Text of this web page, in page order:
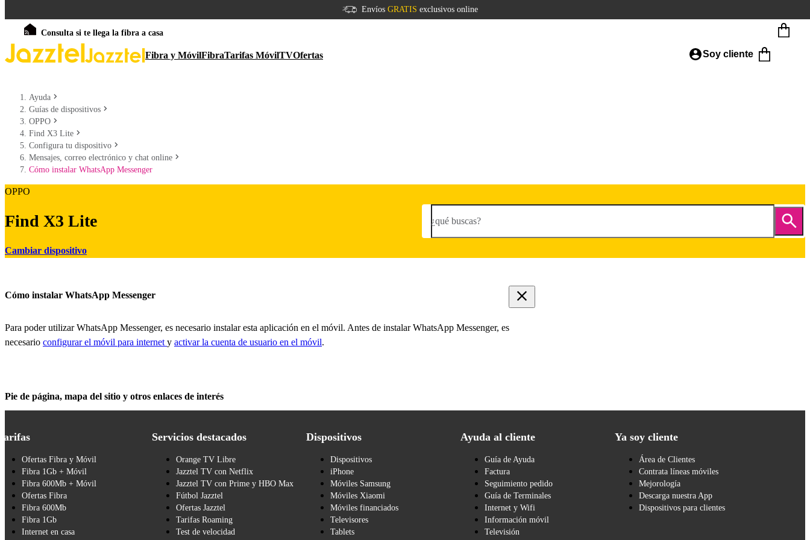
Envíos GRATIS exclusivos online
Consulta si te llega la fibra a casa
Fibra y MóvilFibraTarifas MóvilTVOfertas Soy cliente
Ayuda
Guías de dispositivos
OPPO
Find X3 Lite
Configura tu dispositivo
Mensajes, correo electrónico y chat online
Cómo instalar WhatsApp Messenger
OPPO
Find X3 Lite
Cambiar dispositivo
¿qué buscas?
Cómo instalar WhatsApp Messenger
Para poder utilizar WhatsApp Messenger, es necesario instalar esta aplicación en el móvil. Antes de instalar WhatsApp Messenger, es
necesario configurar el móvil para internet y activar la cuenta de usuario en el móvil.
Pie de página, mapa del sitio y otros enlaces de interés
Ofertas Fibra y Móvil
Fibra 1Gb + Móvil
Fibra 600Mb + Móvil
Ofertas Fibra
Fibra 600Mb
Fibra 1Gb
Internet en casa
Servicios destacados
Orange TV Libre
Jazztel TV con Netflix
Jazztel TV con Prime y HBO Max
Fútbol Jazztel
Ofertas Jazztel
Tarifas Roaming
Test de velocidad
Dispositivos
Dispositivos
iPhone
Móviles Samsung
Móviles Xiaomi
Móviles financiados
Televisores
Tablets
Ayuda al cliente
Guía de Ayuda
Factura
Seguimiento pedido
Guía de Terminales
Internet y Wifi
Información móvil
Televisión
Ya soy cliente
Área de Clientes
Contrata líneas móviles
Mejorología
Descarga nuestra App
Dispositivos para clientes